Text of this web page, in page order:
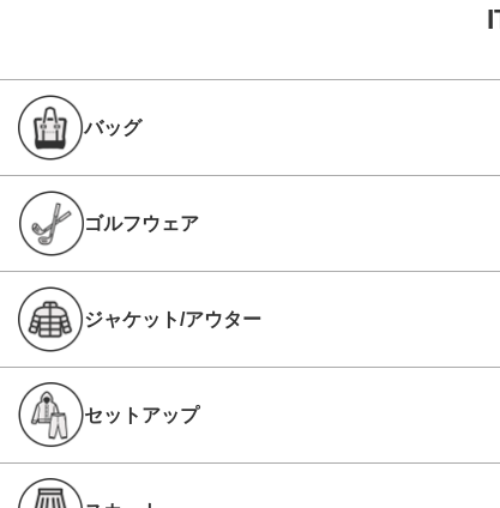
バッグ
ゴルフウェア
ジャケット/アウター
セットアップ